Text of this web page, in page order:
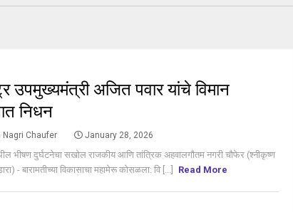
उपमुख्यमंत्री अजित पवार यांचे विमान
निधन
Nagri Chaufer January 28, 2026
भीषण दुर्घटनेचा सखोल राजकीय आणि तांत्रिक अहवालगौतम नगरी चौफेर (श्नीकृष्ण
- बारामतीच्या विकासाचा महामेरू कोसळला: वि [...]
Read More